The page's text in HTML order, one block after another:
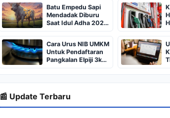
Batu Empedu Sapi
Mendadak Diburu
Saat Idul Adha 2026,
Dari Isi Perut Jadi
Komoditas Puluhan
Juta
Cara Urus NIB UMKM
Untuk Pendaftaran
Pangkalan Elpiji 3kg,
Kebijakan Baru
Penjualan LPG 3
Kilogram
📰 Update Terbaru